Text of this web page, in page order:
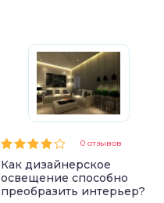
0 отзывов
Как дизайнерское
освещение способно
преобразить интерьер?